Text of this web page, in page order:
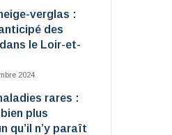
verglas :
des
le Loir-et-
2024
rares :
plus
qu’il n’y paraît